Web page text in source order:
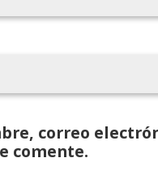
correo
comente.